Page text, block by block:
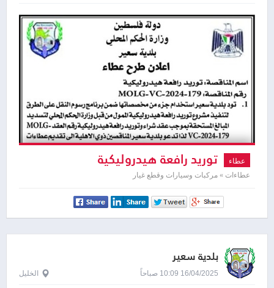
عطاء توريد رافعة هيدروليكية
عطاءات » مركبات وسيارات وقطع غيار
بلدية سعير
16/04/2025 10:09 صباحاً الخليل